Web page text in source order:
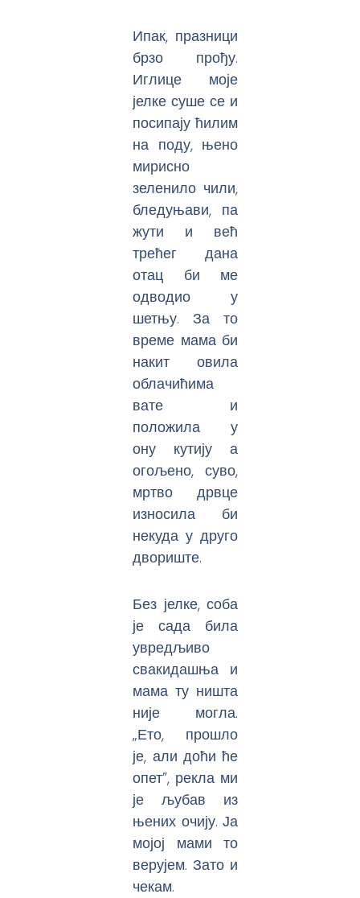
Ипак, празници
брзо прођу.
Иглице моје
јелке суше се и
посипају ћилим
на поду, њено
мирисно
зеленило чили,
бледуњави, па
жути и већ
трећег дана
отац би ме
одводио у
шетњу. За то
време мама би
накит овила
облачићима
вате и
положила у
ону кутију а
огољено, суво,
мртво дрвце
износила би
некуда у друго
двориште.
Без јелке, соба
је сада била
увредљиво
свакидашња и
мама ту ништа
није могла.
„Ето, прошло
је, али доћи ће
опет”, рекла ми
је љубав из
њених очију. Ја
мојој мами то
верујем. Зато и
чекам.